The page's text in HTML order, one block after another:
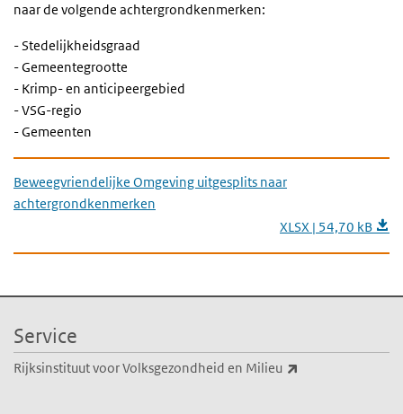
naar de volgende achtergrondkenmerken:
- Stedelijkheidsgraad
- Gemeentegrootte
- Krimp- en anticipeergebied
- VSG-regio
- Gemeenten
Beweegvriendelijke Omgeving uitgesplits naar
achtergrondkenmerken
XLSX | 54,70 kB
Service
Rijksinstituut voor Volksgezondheid en Milieu